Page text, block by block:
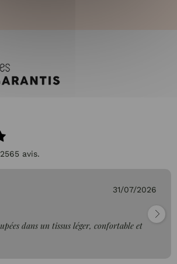
avis.
31/07/2026
dans un tissus léger, confortable et